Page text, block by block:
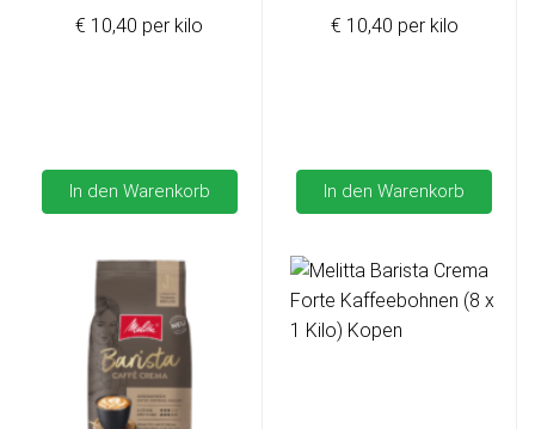
In den Warenkorb
€ 10,40 per kilo
In den Warenkorb
€ 10,40 per kilo